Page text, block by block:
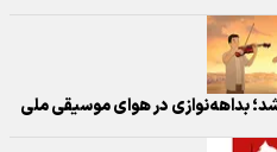
بداهه‌نوازی در هوای موسیقی ملی